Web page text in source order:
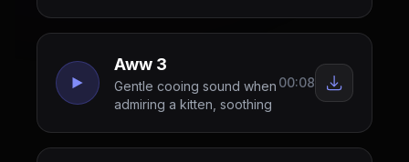
Aww 3
Gentle cooing sound when
admiring a kitten, soothing
00:08